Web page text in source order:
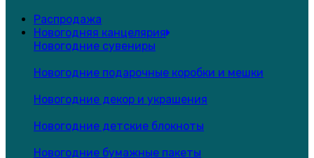
Распродажа
Новогодняя канцелярия
Новогодние сувениры
Новогодние подарочные коробки и мешки
Новогодние декор и украшения
Новогодние детские блокноты
Новогодние бумажные пакеты